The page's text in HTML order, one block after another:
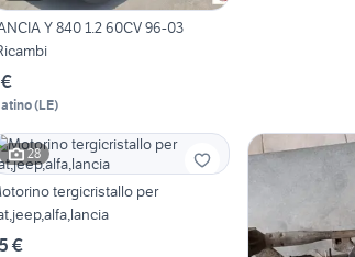
Y 840 1.2 60CV 96-03
(LE)
28
tergicristallo per
€